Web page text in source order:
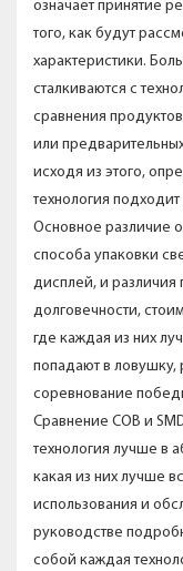
означает принятие
того, как будут
характеристики.
сталкиваются с
сравнения
или
исходя из этого,
технология
Основное различие
способа упаковки
дисплей, и различия
долговечности,
где каждая из них
попадают в ловушку,
соревнование
Сравнение COB и
технология лучше в
какая из них лучше
использования и
руководстве
собой каждая